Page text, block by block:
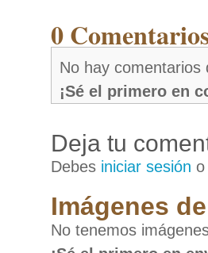
0
No hay comentarios
¡Sé el primero en
Deja tu
Debes iniciar sesión
Imágenes
No tenemos